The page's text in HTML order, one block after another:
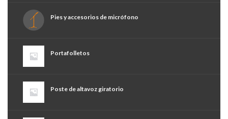
Pies y accesorios de micrófono
Portafolletos
Poste de altavoz giratorio